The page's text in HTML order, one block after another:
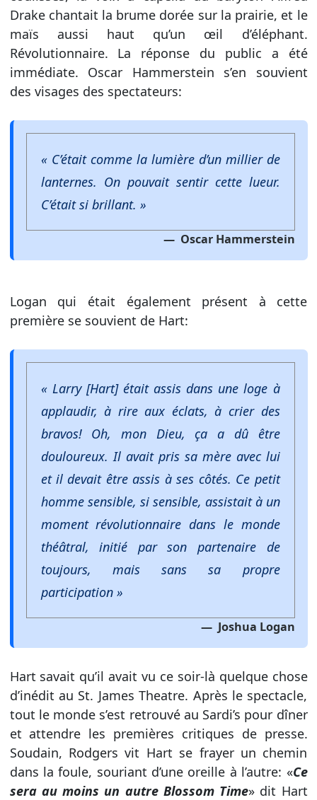
Drake chantait la brume dorée sur la prairie, et le
maïs aussi haut qu’un œil d’éléphant.
Révolutionnaire. La réponse du public a été
immédiate. Oscar Hammerstein s’en souvient
des visages des spectateurs:
« C’était comme la lumière d’un millier de
lanternes. On pouvait sentir cette lueur.
C’était si brillant. »
Oscar Hammerstein
Logan qui était également présent à cette
première se souvient de Hart:
« Larry [Hart] était assis dans une loge à
applaudir, à rire aux éclats, à crier des
bravos! Oh, mon Dieu, ça a dû être
douloureux. Il avait pris sa mère avec lui
et il devait être assis à ses côtés. Ce petit
homme sensible, si sensible, assistait à un
moment révolutionnaire dans le monde
théâtral, initié par son partenaire de
toujours, mais sans sa propre
participation »
Joshua Logan
Hart savait qu’il avait vu ce soir-là quelque chose
d’inédit au St. James Theatre. Après le spectacle,
tout le monde s’est retrouvé au Sardi’s pour dîner
et attendre les premières critiques de presse.
Soudain, Rodgers vit Hart se frayer un chemin
dans la foule, souriant d’une oreille à l’autre: «Ce
sera au moins un autre Blossom Time» dit Hart